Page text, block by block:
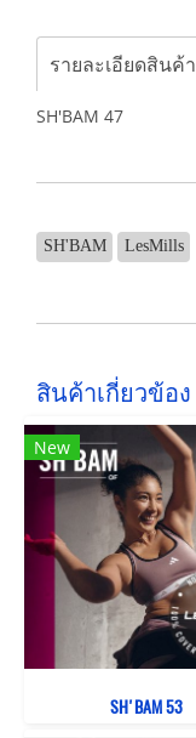
รายละเอียดสินค้า
SH'BAM 47
SH'BAM LesMills
สินค้าเกี่ยวข้อง
New
SH'BAM 53